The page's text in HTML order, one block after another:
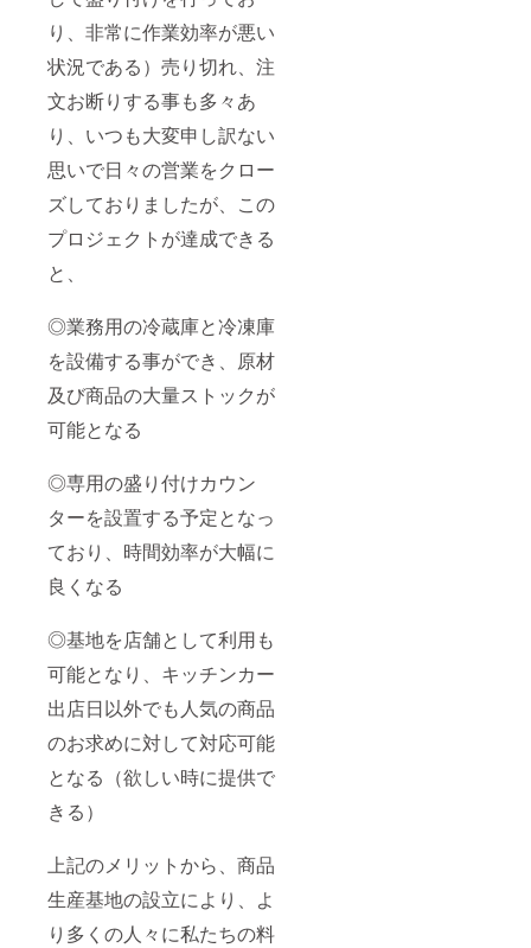
り、非常に作業効率が悪い
状況である）売り切れ、注
文お断りする事も多々あ
り、いつも大変申し訳ない
思いで日々の営業をクロー
ズしておりましたが、この
プロジェクトが達成できる
と、
◎業務用の冷蔵庫と冷凍庫
を設備する事ができ、原材
及び商品の大量ストックが
可能となる
◎専用の盛り付けカウン
ターを設置する予定となっ
ており、時間効率が大幅に
良くなる
◎基地を店舗として利用も
可能となり、キッチンカー
出店日以外でも人気の商品
のお求めに対して対応可能
となる（欲しい時に提供で
きる）
上記のメリットから、商品
生産基地の設立により、よ
り多くの人々に私たちの料